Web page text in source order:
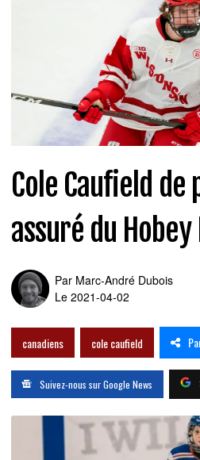
Cole Caufield de
assuré du Hobey
Par Marc-André Dubois
Le 2021-04-02
canadiens cole caufield
Suivez-nous sur Google News